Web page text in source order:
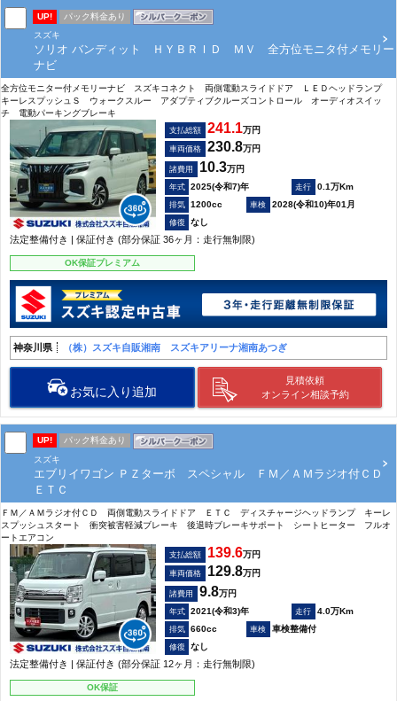
UP!
パック料金あり
スズキ
ソリオ バンディット ＨＹＢＲＩＤ ＭＶ 全方位モニタ付メモリー
ナビ
全方位モニター付メモリーナビ スズキコネクト 両側電動スライドドア ＬＥＤヘッドランプ
キーレスプッシュＳ ウォークスルー アダプティブクルーズコントロール オーディオスイッ
チ 電動パーキングブレーキ
支払総額 241.1万円
車両価格 230.8万円
諸費用 10.3万円
2025(令和7)年
0.1万Km
1200cc
2028(令和10)年01月
なし
法定整備付き | 保証付き (部分保証 36ヶ月：走行無制限)
OK保証プレミアム
神奈川県 （株）スズキ自販湘南 スズキアリーナ湘南あつぎ
お気に入り追加
見積依頼
オンライン相談予約
UP!
パック料金あり
スズキ
エブリイワゴン ＰＺターボ スペシャル ＦＭ／ＡＭラジオ付ＣＤ
ＥＴＣ
ＦＭ／ＡＭラジオ付ＣＤ 両側電動スライドドア ＥＴＣ ディスチャージヘッドランプ キーレ
スプッシュスタート 衝突被害軽減ブレーキ 後退時ブレーキサポート シートヒーター フルオ
ートエアコン
支払総額 139.6万円
車両価格 129.8万円
諸費用 9.8万円
2021(令和3)年
4.0万Km
660cc
車検整備付
なし
法定整備付き | 保証付き (部分保証 12ヶ月：走行無制限)
OK保証